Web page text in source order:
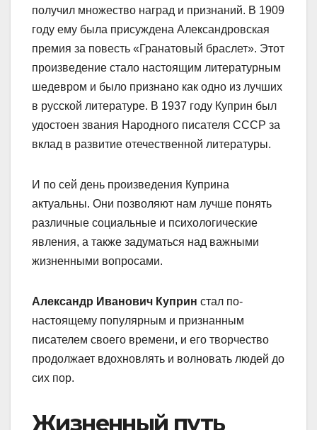
получил множество наград и признаний. В 1909
году ему была присуждена Александровская
премия за повесть «Гранатовый браслет». Этот
произведение стало настоящим литературным
шедевром и было признано как одно из лучших
в русской литературе. В 1937 году Куприн был
удостоен звания Народного писателя СССР за
вклад в развитие отечественной литературы.
И по сей день произведения Куприна
актуальны. Они позволяют нам лучше понять
различные социальные и психологические
явления, а также задуматься над важными
жизненными вопросами.
Александр Иванович Куприн стал по-
настоящему популярным и признанным
писателем своего времени, и его творчество
продолжает вдохновлять и волновать людей до
сих пор.
Жизненный путь